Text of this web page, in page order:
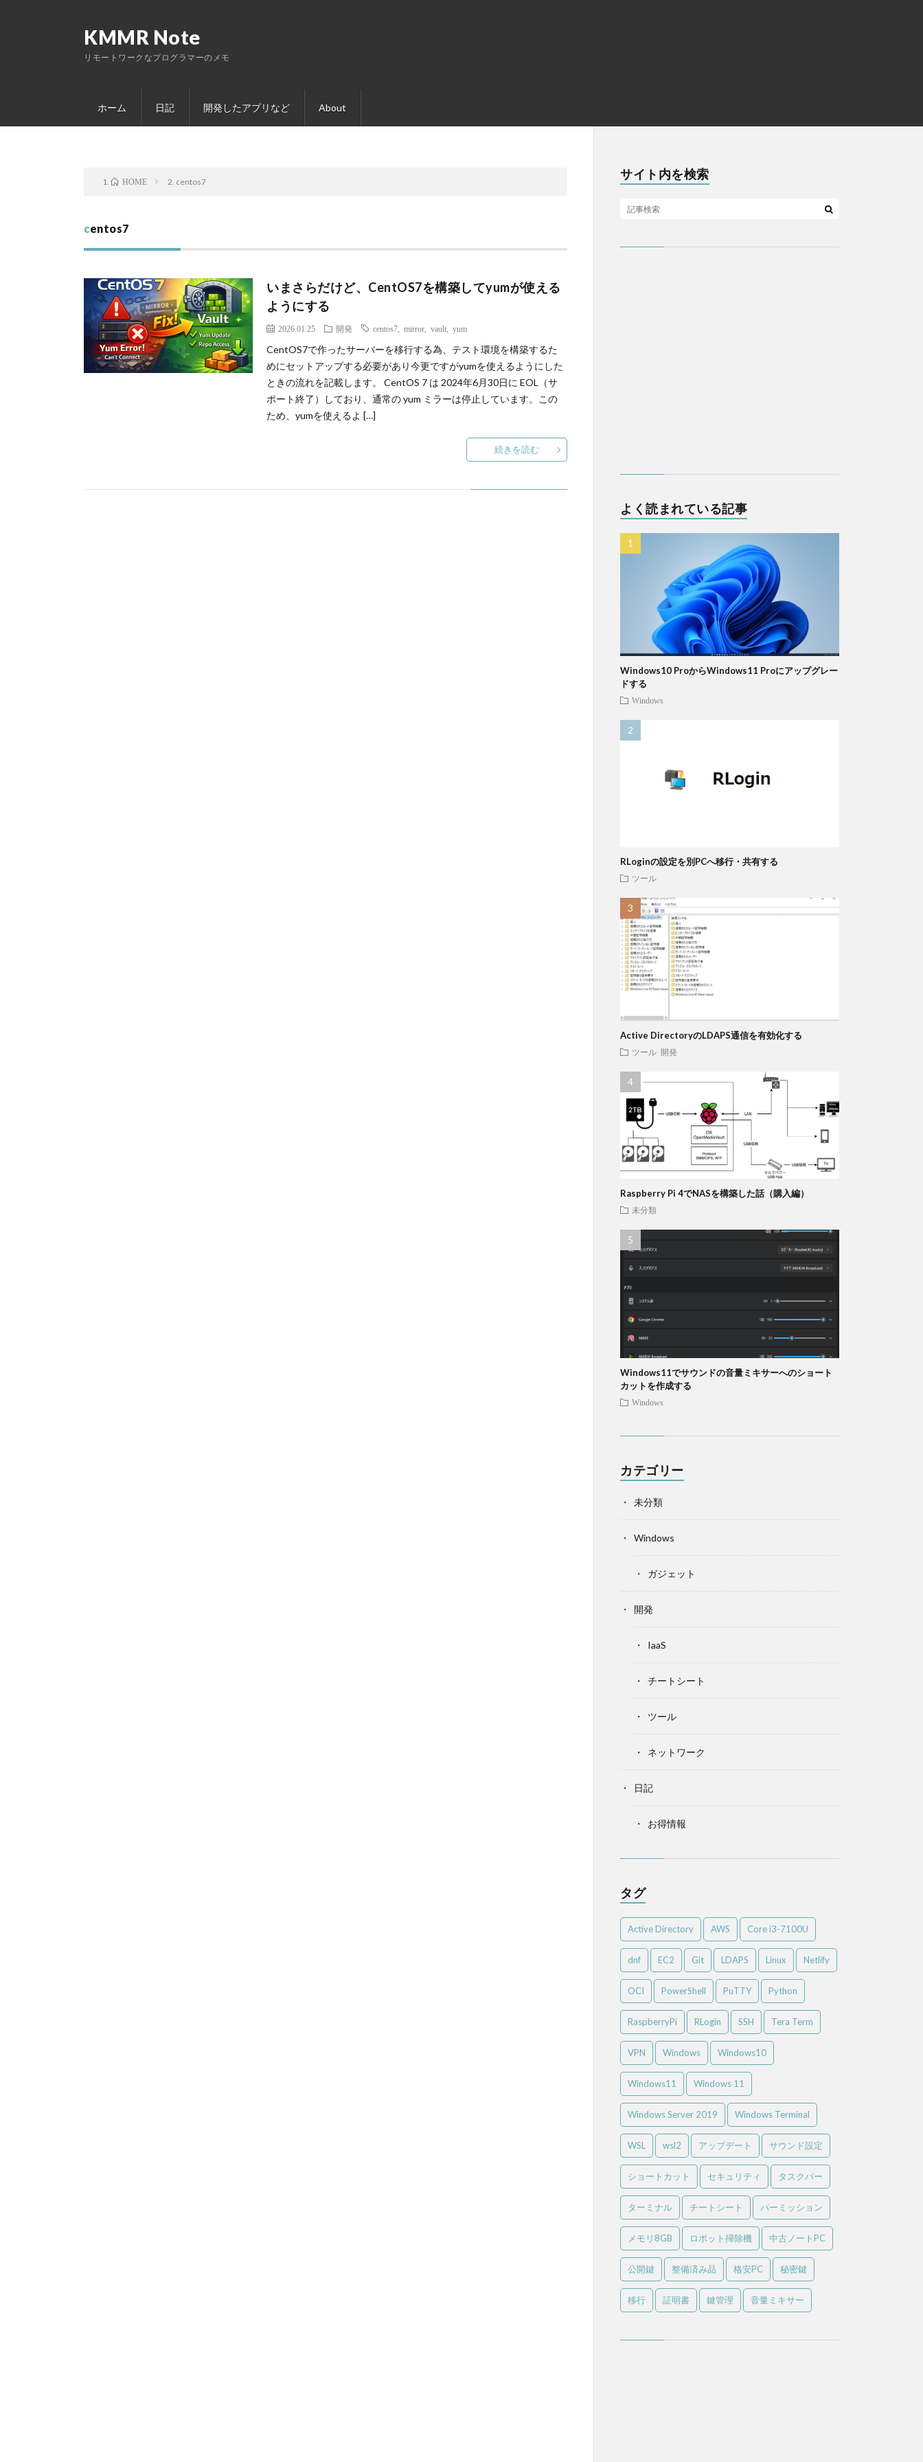
KMMR Note
リモートワークなプログラマーのメモ
ホーム 日記 開発したアプリなど About
HOME centos7
centos7
いまさらだけど、CentOS7を構築してyumが使える
ようにする
2026.01.25 開発 centos7 ,mirror ,vault ,yum
CentOS7で作ったサーバーを移行する為、テスト環境を構築するた
めにセットアップする必要があり今更ですがyumを使えるようにした
ときの流れを記載します。 CentOS 7 は 2024年6月30日に EOL（サ
ポート終了）しており、通常の yum ミラーは停止しています。この
ため、yumを使えるよ […]
続きを読む
サイト内を検索
よく読まれている記事
Windows10 ProからWindows11 Proにアップグレー
ドする
Windows
RLoginの設定を別PCへ移行・共有する
ツール
Active DirectoryのLDAPS通信を有効化する
ツール 開発
Raspberry Pi 4でNASを構築した話（購入編）
未分類
Windows11でサウンドの音量ミキサーへのショート
カットを作成する
Windows
カテゴリー
未分類
Windows
ガジェット
開発
IaaS
チートシート
ツール
ネットワーク
日記
お得情報
タグ
Active Directory AWS Core i3-7100U
dnf EC2 Git LDAPS Linux Netlify
OCI PowerShell PuTTY Python
RaspberryPi RLogin SSH Tera Term
VPN Windows Windows10
Windows11 Windows 11
Windows Server 2019 Windows Terminal
WSL wsl2 アップデート サウンド設定
ショートカット セキュリティ タスクバー
ターミナル チートシート パーミッション
メモリ8GB ロボット掃除機 中古ノートPC
公開鍵 整備済み品 格安PC 秘密鍵
移行 証明書 鍵管理 音量ミキサー